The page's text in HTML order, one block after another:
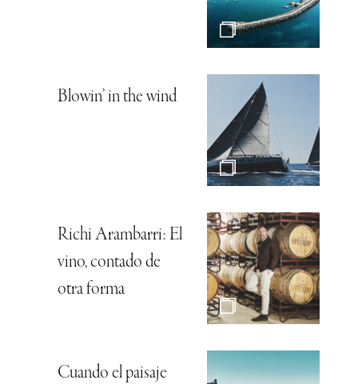
Blowin’ in the wind
Richi Arambarri: El
vino, contado de
otra forma
Cuando el paisaje